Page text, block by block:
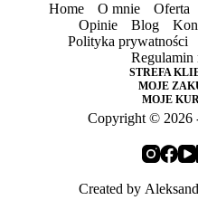
Home O mnie Oferta
Opinie
Blog
Polityka prywatności
Regulamin
STREFA
MOJE
MOJE
Copyright © 2026
Created by